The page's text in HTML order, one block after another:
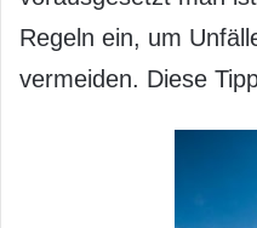
Regeln ein, um
vermeiden. Diese